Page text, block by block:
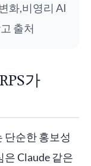
화,비영리 AI
출처
가
단순한 홍보성
Claude 같은